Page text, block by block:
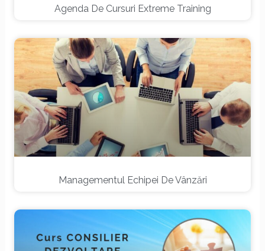
Agenda De Cursuri Extreme Training
Managementul Echipei De Vânzări